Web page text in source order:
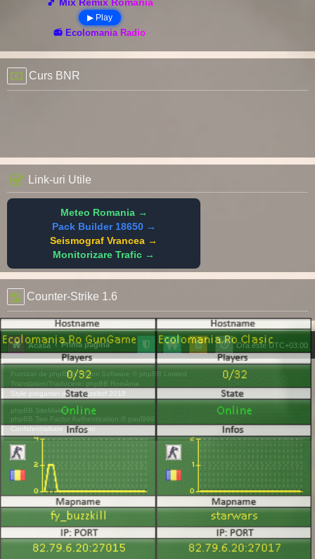
▶ Play
📻 Ecolomania Radio
Curs BNR
Link-uri Utile
Meteo Romania →
Pack Builder 18650 →
Seismograf Vrancea →
Monitorizare Trafic →
Counter-Strike 1.6
Acasă Prima pagină Ora este UTC+03:00
Furnizat de phpBB® Forum Software © phpBB Limited
Translation/Traducere: phpBB România
Style progamer de ©Mazeltof 2018
phpBB SiteMaker
phpBB Two Factor Authentication © paul999
Confidențialitate |Termeni